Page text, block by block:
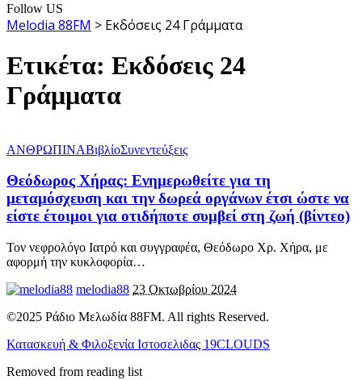
Follow US
Melodia 88FM > Εκδόσεις 24 Γράμματα
Ετικέτα: Εκδόσεις 24
Γράμματα
ΑΝΘΡΩΠΙΝΑΒιβλίοΣυνεντεύξεις
Θεόδωρος Χήρας: Ενημερωθείτε για τη
μεταμόσχευση και την δωρεά οργάνων έτσι ώστε να
είστε έτοιμοι για οτιδήποτε συμβεί στη ζωή (βίντεο)
Τον νεφρολόγο Ιατρό και συγγραφέα, Θεόδωρο Χρ. Χήρα, με
αφορμή την κυκλοφορία…
melodia88 23 Οκτωβρίου 2024
©2025 Ράδιο Μελωδία 88FM. All rights Reserved.
Κατασκευή & Φιλοξενία Ιστοσελιδας 19CLOUDS
Removed from reading list